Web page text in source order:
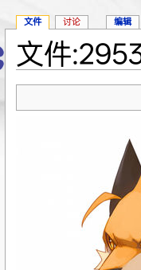
文件
文件 讨论 编辑